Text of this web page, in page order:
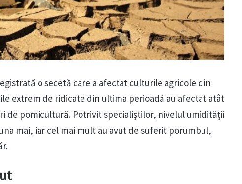
o secetă care a afectat culturile agricole din
extrem de ridicate din ultima perioadă au afectat atât
de pomicultură. Potrivit specialiştilor, nivelul umidităţii
mai, iar cel mai mult au avut de suferit porumbul,